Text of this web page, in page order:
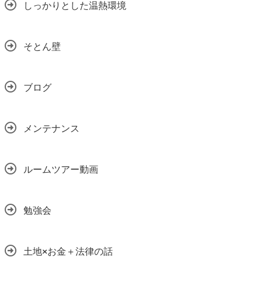
しっかりとした温熱環境
そとん壁
ブログ
メンテナンス
ルームツアー動画
勉強会
土地×お金＋法律の話